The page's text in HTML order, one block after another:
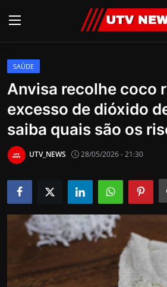
AO VIVO
PIRACICABA
CAMPINAS
LIMEIRA
ESPIRITO SANTO
Economia
Internacional
SAÚDE
Anvisa recolhe coco
excesso de dióxido
saiba quais são os
UTV_NEWS 28/05/2026 - 21:30